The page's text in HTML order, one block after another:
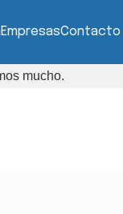
EmpresasContacto
mucho.